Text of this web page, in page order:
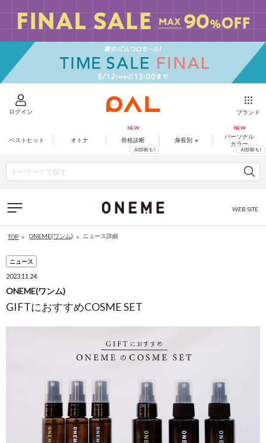
ログイン ブランド
ベストヒット オトナ 骨格診断 身長別
パーソナル
カラー
WEB SITE
TOP ONEME(ワンム) ニュース詳細
ニュース
2023.11.24
ONEME(ワンム)
GIFTにおすすめCOSME SET